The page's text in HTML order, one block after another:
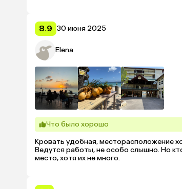
8.9 30 июня 2025
Elena
Что было хорошо
Кровать удобная, месторасположение
Ведутся работы, не особо слышно. Но
место, хотя их не много.